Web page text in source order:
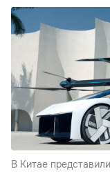
В Китае